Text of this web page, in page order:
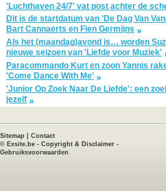
'Luchthaven 24/7' vat post achter de
Dit is de startdatum van 'De Dag Van
Bart Cannaerts en Fien Germijns
Als het (maandag)avond is… worden
nieuwe seizoen van 'Liefde voor Muziek'
Paracommando Kurt en zoon Yannis
'Come Dance With Me'
'Junior Op Zoek Naar De Liefde': een
jezelf
Sitemap
Contact
© Exsite.be - Copyright & Disclaimer -
Gebruiksvoorwaarden